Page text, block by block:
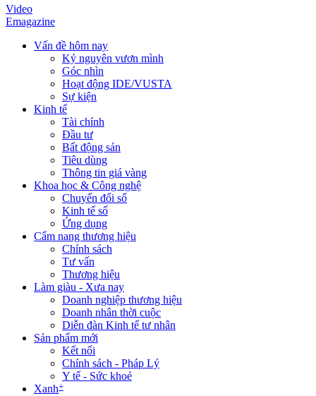
Video
Emagazine
Vấn đề hôm nay
Kỷ nguyên vươn mình
Góc nhìn
Hoạt động IDE/VUSTA
Sự kiện
Kinh tế
Tài chính
Đầu tư
Bất động sản
Tiêu dùng
Thông tin giá vàng
Khoa học & Công nghệ
Chuyển đổi số
Kinh tế số
Ứng dụng
Cẩm nang thương hiệu
Chính sách
Tư vấn
Thương hiệu
Làm giàu - Xưa nay
Doanh nghiệp thương hiệu
Doanh nhân thời cuộc
Diễn đàn Kinh tế tư nhân
Sản phẩm mới
Kết nối
Chính sách - Pháp Lý
Y tế - Sức khoẻ
Xanh+